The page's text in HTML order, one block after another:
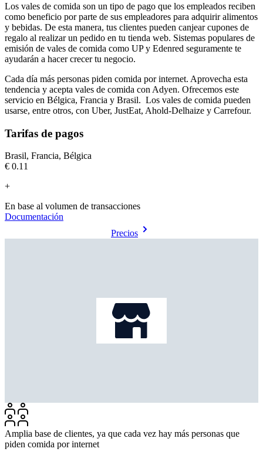
Los vales de comida son un tipo de pago que los empleados reciben
como beneficio por parte de sus empleadores para adquirir alimentos
y bebidas. De esta manera, tus clientes pueden canjear cupones de
regalo al realizar un pedido en tu tienda web. Sistemas populares de
emisión de vales de comida como UP y Edenred seguramente te
ayudarán a hacer crecer tu negocio.
Cada día más personas piden comida por internet. Aprovecha esta
tendencia y acepta vales de comida con Adyen. Ofrecemos este
servicio en Bélgica, Francia y Brasil. Los vales de comida pueden
usarse, entre otros, con Uber, JustEat, Ahold-Delhaize y Carrefour.
Tarifas de pagos
Brasil, Francia, Bélgica
€0.11
+
En base al volumen de transacciones
Documentación
Precios
Amplia base de clientes, ya que cada vez hay más personas que
piden comida por internet